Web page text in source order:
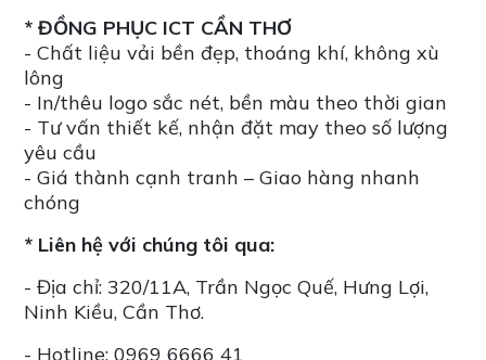
* ĐỒNG PHỤC ICT CẦN THƠ
- Chất liệu vải bền đẹp, thoáng khí, không xù
lông
- In/thêu logo sắc nét, bền màu theo thời gian
- Tư vấn thiết kế, nhận đặt may theo số lượng
yêu cầu
- Giá thành cạnh tranh – Giao hàng nhanh
chóng
* Liên hệ với chúng tôi qua:
- Địa chỉ: 320/11A, Trần Ngọc Quế, Hưng Lợi,
Ninh Kiều, Cần Thơ.
- Hotline: 0969 6666 41